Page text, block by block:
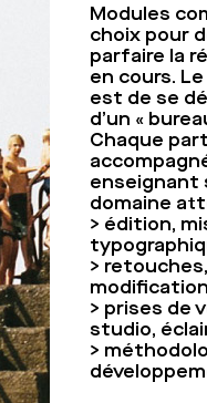
Modules
choix pour
parfaire la
en cours.
est de se
d’un «
Chaque
enseignant
domaine
> édition,
>
> prises de
studio,
>